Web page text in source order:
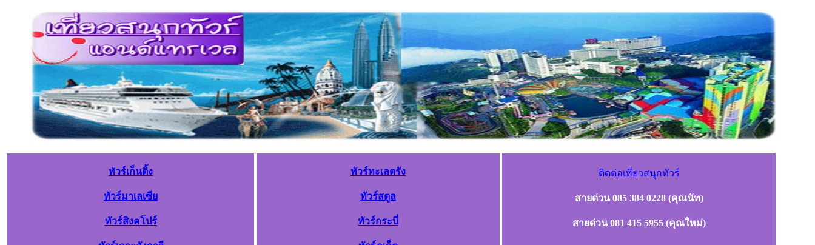
ทัวร์เก็นติ้ง
ทัวร์มาเลเซีย
ทัวร์สิงคโปร์
ทัวร์ทะเลตรัง
ทัวร์สตูล
ทัวร์กระบี่
ติดต่อเที่ยวสนุกทัวร์
สายด่วน 085 384 0228 (คุณนัท)
สายด่วน 081 415 5955 (คุณใหม่)